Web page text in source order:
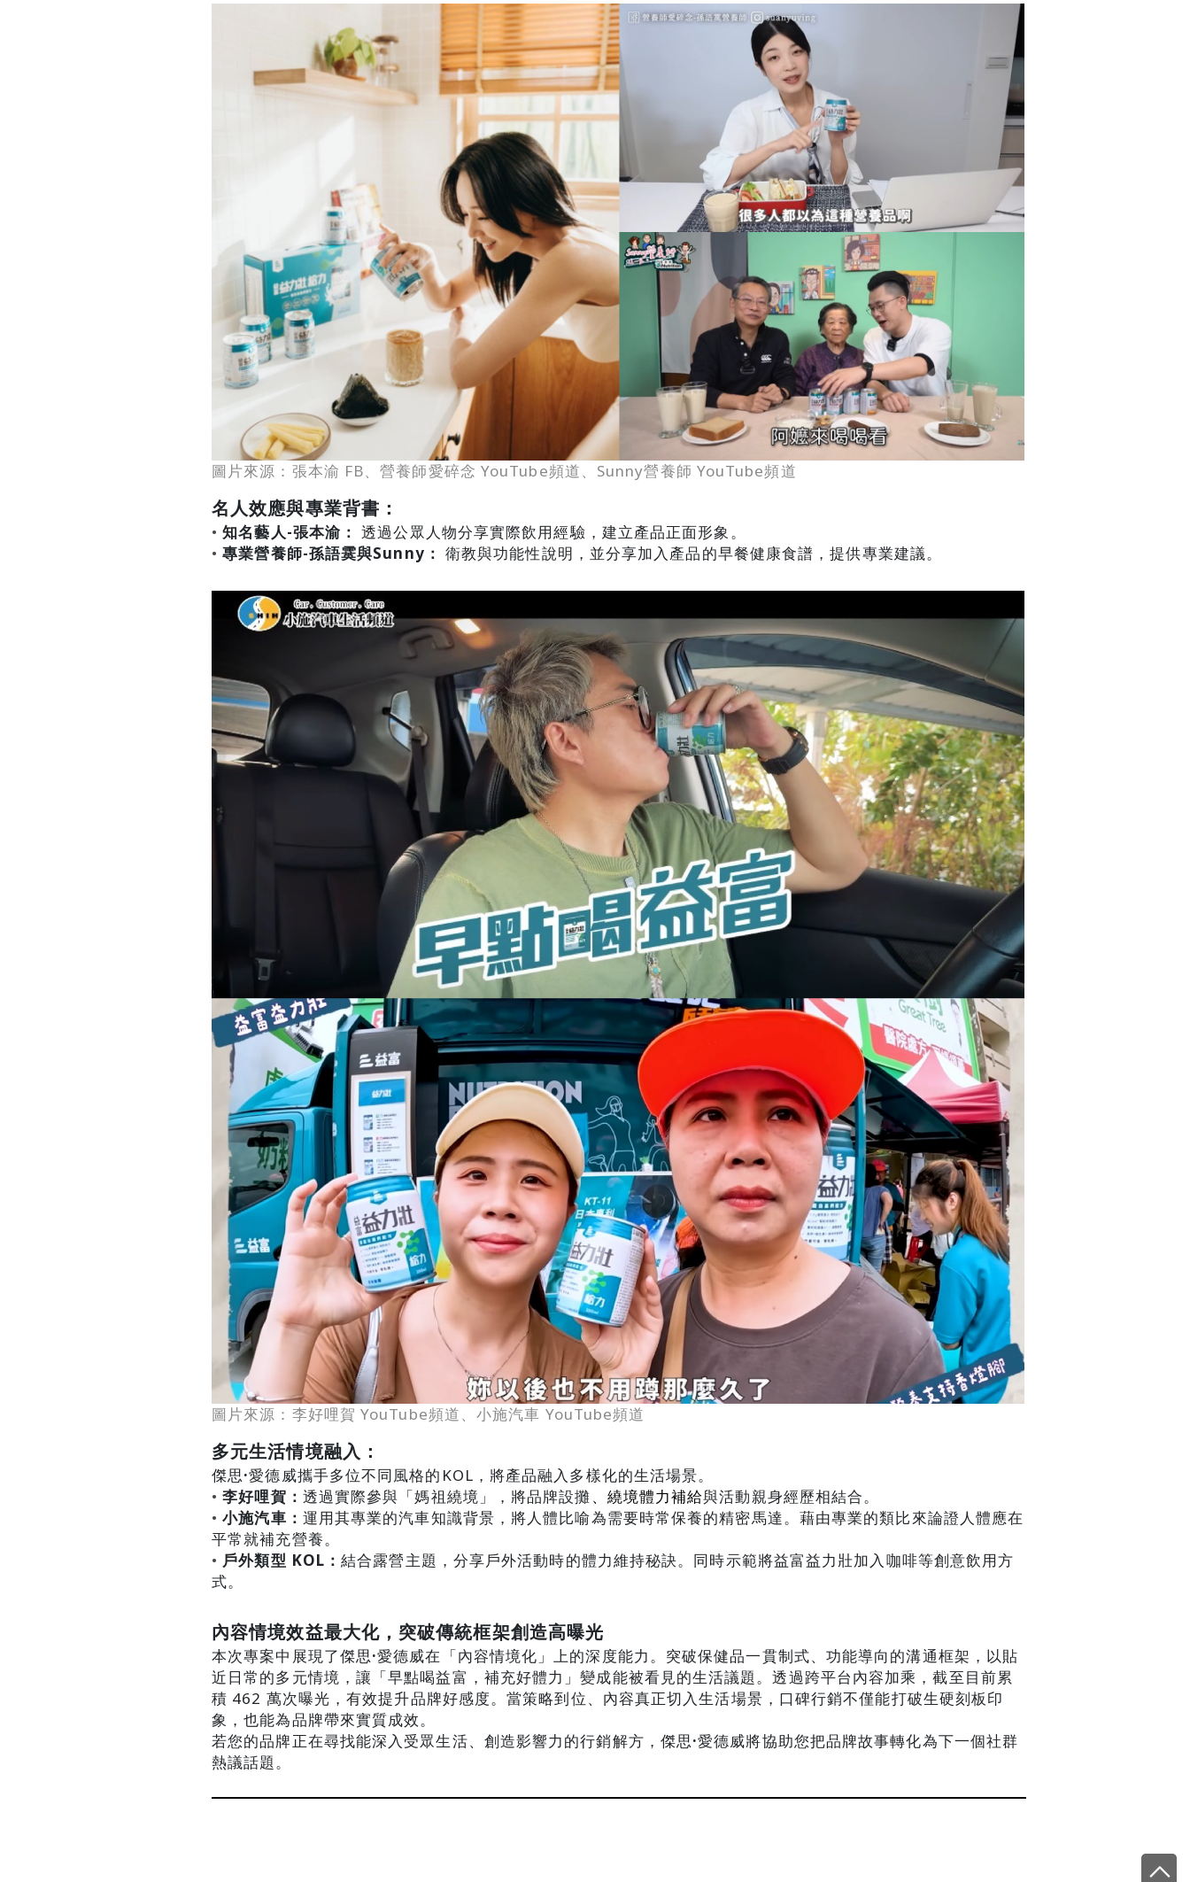
圖片來源：張本渝 FB、營養師愛碎念 YouTube頻道、Sunny營養師 YouTube頻道
名人效應與專業背書：
• 知名藝人-張本渝： 透過公眾人物分享實際飲用經驗，建立產品正面形象。
• 專業營養師-孫語霙與Sunny： 衛教與功能性說明，並分享加入產品的早餐健康食譜，提供專業建議。
圖片來源：李好哩賀 YouTube頻道、小施汽車 YouTube頻道
多元生活情境融入：
傑思·愛德威攜手多位不同風格的KOL，將產品融入多樣化的生活場景。
• 李好哩賀： 透過實際參與「媽祖繞境」，將品牌設攤、繞境體力補給與活動親身經歷相結合。
• 小施汽車： 運用其專業的汽車知識背景，將人體比喻為需要時常保養的精密馬達。藉由專業的類比來論證人體應在
平常就補充營養。
• 戶外類型 KOL：結合露營主題，分享戶外活動時的體力維持秘訣。同時示範將益富益力壯加入咖啡等創意飲用方
式。
內容情境效益最大化，突破傳統框架創造高曝光
本次專案中展現了傑思·愛德威在「內容情境化」上的深度能力。突破保健品一貫制式、功能導向的溝通框架，以貼
近日常的多元情境，讓「早點喝益富，補充好體力」變成能被看見的生活議題。透過跨平台內容加乘，截至目前累
積 462 萬次曝光 ，有效提升品牌好感度。當策略到位、內容真正切入生活場景，口碑行銷不僅能打破生硬刻板印
象，也能為品牌帶來實質成效。
若您的品牌正在尋找能深入受眾生活、創造影響力的行銷解方，傑思·愛德威將協助您把品牌故事轉化為下一個社群
熱議話題。